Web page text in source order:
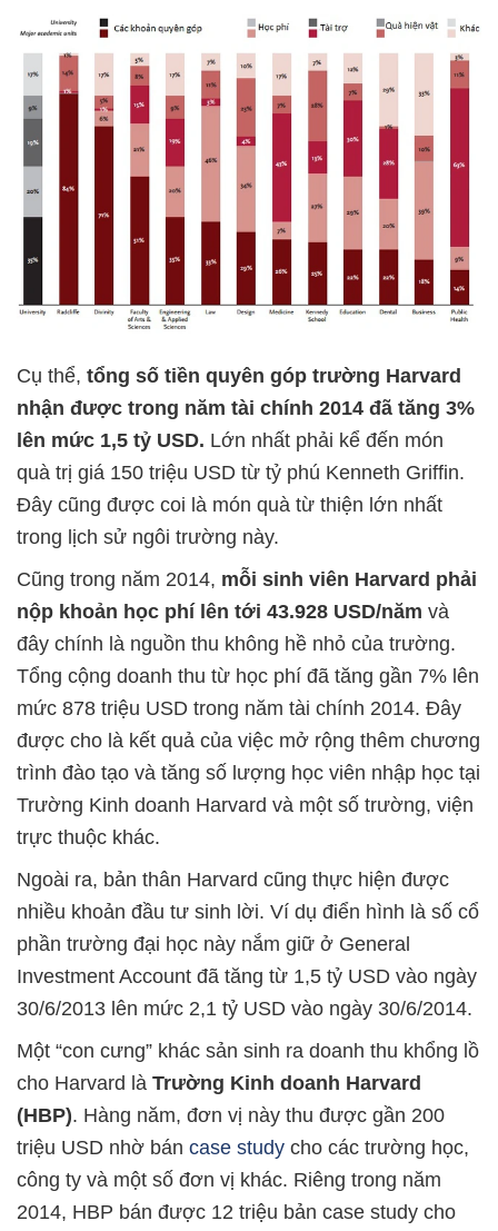
Cụ thể, tổng số tiền quyên góp trường Harvard
nhận được trong năm tài chính 2014 đã tăng 3%
lên mức 1,5 tỷ USD. Lớn nhất phải kể đến món
quà trị giá 150 triệu USD từ tỷ phú Kenneth Griffin.
Đây cũng được coi là món quà từ thiện lớn nhất
trong lịch sử ngôi trường này.
Cũng trong năm 2014, mỗi sinh viên Harvard phải
nộp khoản học phí lên tới 43.928 USD/năm và
đây chính là nguồn thu không hề nhỏ của trường.
Tổng cộng doanh thu từ học phí đã tăng gần 7% lên
mức 878 triệu USD trong năm tài chính 2014. Đây
được cho là kết quả của việc mở rộng thêm chương
trình đào tạo và tăng số lượng học viên nhập học tại
Trường Kinh doanh Harvard và một số trường, viện
trực thuộc khác.
Ngoài ra, bản thân Harvard cũng thực hiện được
nhiều khoản đầu tư sinh lời. Ví dụ điển hình là số cổ
phần trường đại học này nắm giữ ở General
Investment Account đã tăng từ 1,5 tỷ USD vào ngày
30/6/2013 lên mức 2,1 tỷ USD vào ngày 30/6/2014.
Một “con cưng” khác sản sinh ra doanh thu khổng lồ
cho Harvard là Trường Kinh doanh Harvard
(HBP). Hàng năm, đơn vị này thu được gần 200
triệu USD nhờ bán case study cho các trường học,
công ty và một số đơn vị khác. Riêng trong năm
2014, HBP bán được 12 triệu bản case study cho